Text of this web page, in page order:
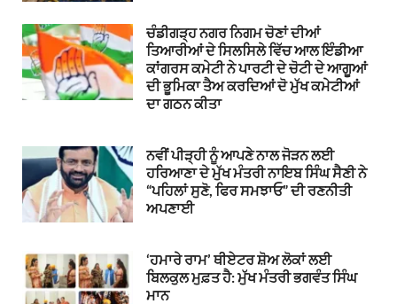
ਚੰਡੀਗੜ੍ਹ ਨਗਰ ਨਿਗਮ ਚੋਣਾਂ ਦੀਆਂ
ਤਿਆਰੀਆਂ ਦੇ ਸਿਲਸਿਲੇ ਵਿੱਚ ਆਲ ਇੰਡੀਆ
ਕਾਂਗਰਸ ਕਮੇਟੀ ਨੇ ਪਾਰਟੀ ਦੇ ਚੋਟੀ ਦੇ ਆਗੂਆਂ
ਦੀ ਭੂਮਿਕਾ ਤੈਅ ਕਰਦਿਆਂ ਦੋ ਮੁੱਖ ਕਮੇਟੀਆਂ
ਦਾ ਗਠਨ ਕੀਤਾ
ਨਵੀਂ ਪੀੜ੍ਹੀ ਨੂੰ ਆਪਣੇ ਨਾਲ ਜੋੜਨ ਲਈ
ਹਰਿਆਣਾ ਦੇ ਮੁੱਖ ਮੰਤਰੀ ਨਾਇਬ ਸਿੰਘ ਸੈਣੀ ਨੇ
“ਪਹਿਲਾਂ ਸੁਣੋ, ਫਿਰ ਸਮਝਾਓ” ਦੀ ਰਣਨੀਤੀ
ਅਪਣਾਈ
‘ਹਮਾਰੇ ਰਾਮ’ ਥੀਏਟਰ ਸ਼ੋਅ ਲੋਕਾਂ ਲਈ
ਬਿਲਕੁਲ ਮੁਫ਼ਤ ਹੈ: ਮੁੱਖ ਮੰਤਰੀ ਭਗਵੰਤ ਸਿੰਘ
ਮਾਨ